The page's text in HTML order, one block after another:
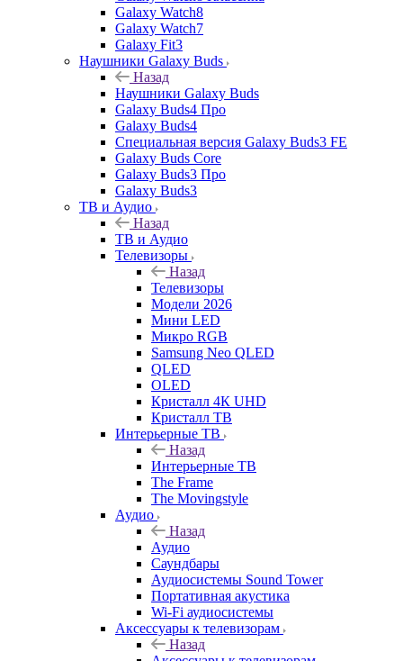
Galaxy Watch8
Galaxy Watch7
Galaxy Fit3
Наушники Galaxy Buds
Назад
Наушники Galaxy Buds
Galaxy Buds4 Про
Galaxy Buds4
Специальная версия Galaxy Buds3 FE
Galaxy Buds Core
Galaxy Buds3 Про
Galaxy Buds3
ТВ и Аудио
Назад
ТВ и Аудио
Телевизоры
Назад
Телевизоры
Модели 2026
Мини LED
Микро RGB
Samsung Neo QLED
QLED
OLED
Кристалл 4К UHD
Кристалл ТВ
Интерьерные ТВ
Назад
Интерьерные ТВ
The Frame
The Movingstyle
Аудио
Назад
Аудио
Саундбары
Аудиосистемы Sound Tower
Портативная акустика
Wi-Fi аудиосистемы
Аксессуары к телевизорам
Назад